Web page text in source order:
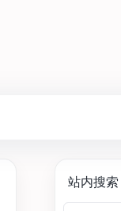
站内搜索